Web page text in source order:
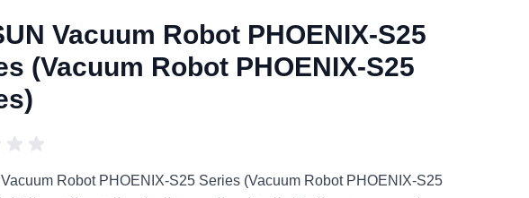
Vacuum Robot PHOENIX-S25
(Vacuum Robot PHOENIX-S25
Robot PHOENIX-S25 Series (Vacuum Robot PHOENIX-S25